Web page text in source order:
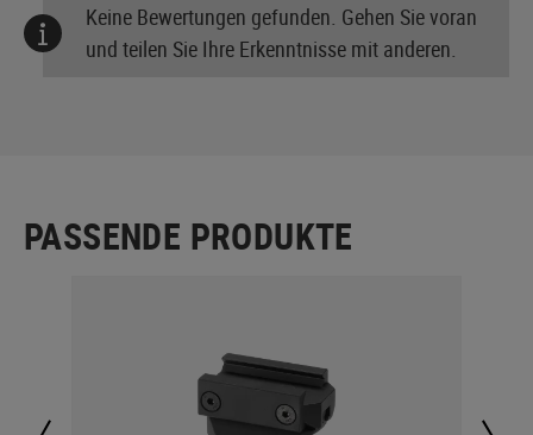
Keine Bewertungen gefunden. Gehen Sie voran
und teilen Sie Ihre Erkenntnisse mit anderen.
PASSENDE PRODUKTE